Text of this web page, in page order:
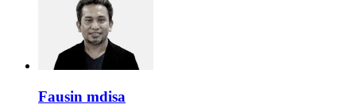
Fausin mdisa